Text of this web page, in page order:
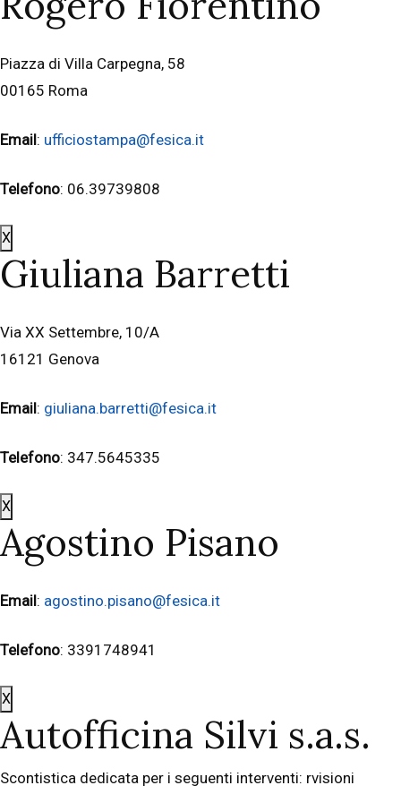
Piazza di Villa Carpegna, 58
00165 Roma
Email: ufficiostampa@fesica.it
Telefono: 06.39739808
X
Giuliana Barretti
Via XX Settembre, 10/A
16121 Genova
Email: giuliana.barretti@fesica.it
Telefono: 347.5645335
X
Agostino Pisano
Email: agostino.pisano@fesica.it
Telefono: 3391748941
X
Autofficina Silvi s.a.s.
Scontistica dedicata per i seguenti interventi: rvisioni